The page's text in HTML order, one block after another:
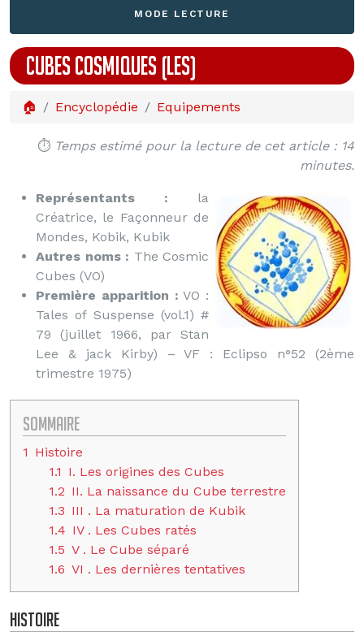
MODE LECTURE
CUBES COSMIQUES (LES)
🏠 Encyclopédie Equipements
⏱️ Temps estimé pour la lecture de cet article : 14
minutes.
Représentants : la
Créatrice, le Façonneur de
Mondes, Kobik, Kubik
Autres noms : The Cosmic
Cubes (VO)
Première apparition : VO :
Tales of Suspense (vol.1) #
79 (juillet 1966, par Stan
Lee & jack Kirby) – VF : Eclipso n°52 (2ème
trimestre 1975)
Sommaire
1 Histoire
1.1 I. Les origines des Cubes
1.2 II. La naissance du Cube terrestre
1.3 III . La maturation de Kubik
1.4 IV . Les Cubes ratés
1.5 V . Le Cube séparé
1.6 VI . Les dernières tentatives
Histoire